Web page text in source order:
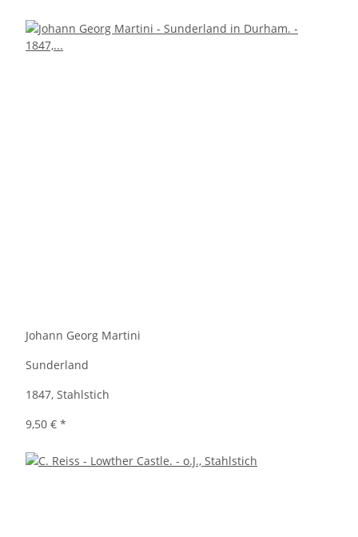
Johann Georg Martini
Sunderland
1847, Stahlstich
9,50 € *